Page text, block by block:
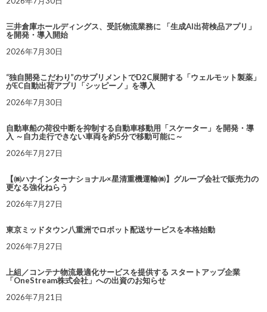
三井倉庫ホールディングス、受託物流業務に 「生成AI出荷検品アプリ」
を開発・導入開始
2026年7月30日
“独自開発こだわり”のサプリメントでD2C展開する「ウェルモット製薬」
がEC自動出荷アプリ「シッピーノ」を導入
2026年7月30日
自動車船の荷役中断を抑制する自動車移動用「スケーター」を開発・導
入 ～自力走行できない車両を約5分で移動可能に～
2026年7月27日
【㈱ハナインターナショナル×星清重機運輸㈱】グループ会社で販売力の
更なる強化ねらう
2026年7月27日
東京ミッドタウン八重洲でロボット配送サービスを本格始動
2026年7月27日
上組／コンテナ物流最適化サービスを提供する スタートアップ企業
「OneStream株式会社」への出資のお知らせ
2026年7月21日